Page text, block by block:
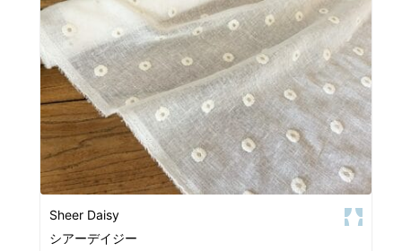
Sheer Daisy
シアーデイジー